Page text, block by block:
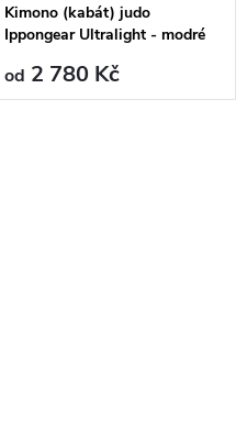
Kimono (kabát) judo
Ippongear Ultralight - modré
od 2 780 Kč